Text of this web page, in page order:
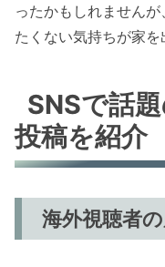
ったかもしれません
たくない気持ちが家を
SNSで話
投稿を紹介
海外視聴者